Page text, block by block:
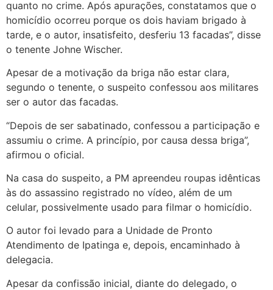
quanto no crime. Após apurações, constatamos que o
homicídio ocorreu porque os dois haviam brigado à
tarde, e o autor, insatisfeito, desferiu 13 facadas”, disse
o tenente Johne Wischer.
Apesar de a motivação da briga não estar clara,
segundo o tenente, o suspeito confessou aos militares
ser o autor das facadas.
“Depois de ser sabatinado, confessou a participação e
assumiu o crime. A princípio, por causa dessa briga”,
afirmou o oficial.
Na casa do suspeito, a PM apreendeu roupas idênticas
às do assassino registrado no vídeo, além de um
celular, possivelmente usado para filmar o homicídio.
O autor foi levado para a Unidade de Pronto
Atendimento de Ipatinga e, depois, encaminhado à
delegacia.
Apesar da confissão inicial, diante do delegado, o